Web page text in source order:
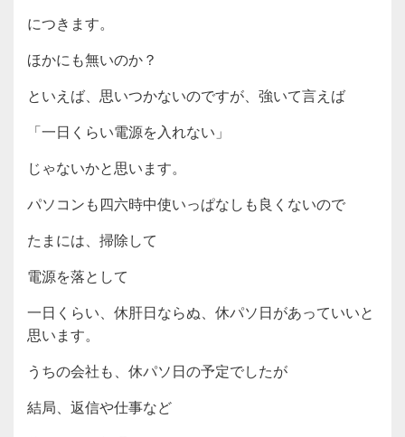
につきます。
ほかにも無いのか？
といえば、思いつかないのですが、強いて言えば
「一日くらい電源を入れない」
じゃないかと思います。
パソコンも四六時中使いっぱなしも良くないので
たまには、掃除して
電源を落として
一日くらい、休肝日ならぬ、休パソ日があっていいと
思います。
うちの会社も、休パソ日の予定でしたが
結局、返信や仕事など